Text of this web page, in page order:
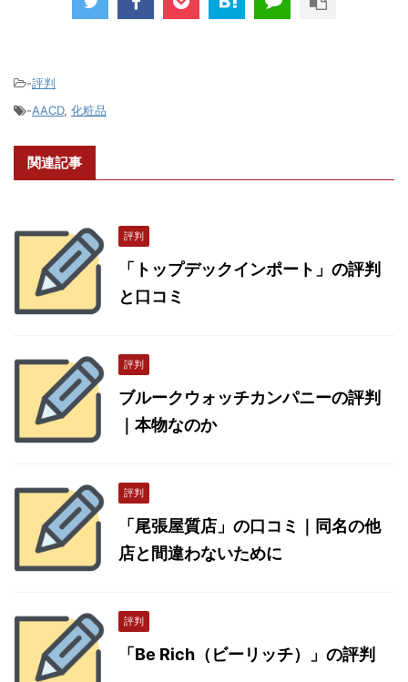
-評判
-AACD, 化粧品
関連記事
評判
「トップデックインポート」の評判
と口コミ
評判
ブルークウォッチカンパニーの評判
｜本物なのか
評判
「尾張屋質店」の口コミ｜同名の他
店と間違わないために
評判
「Be Rich（ビーリッチ）」の評判